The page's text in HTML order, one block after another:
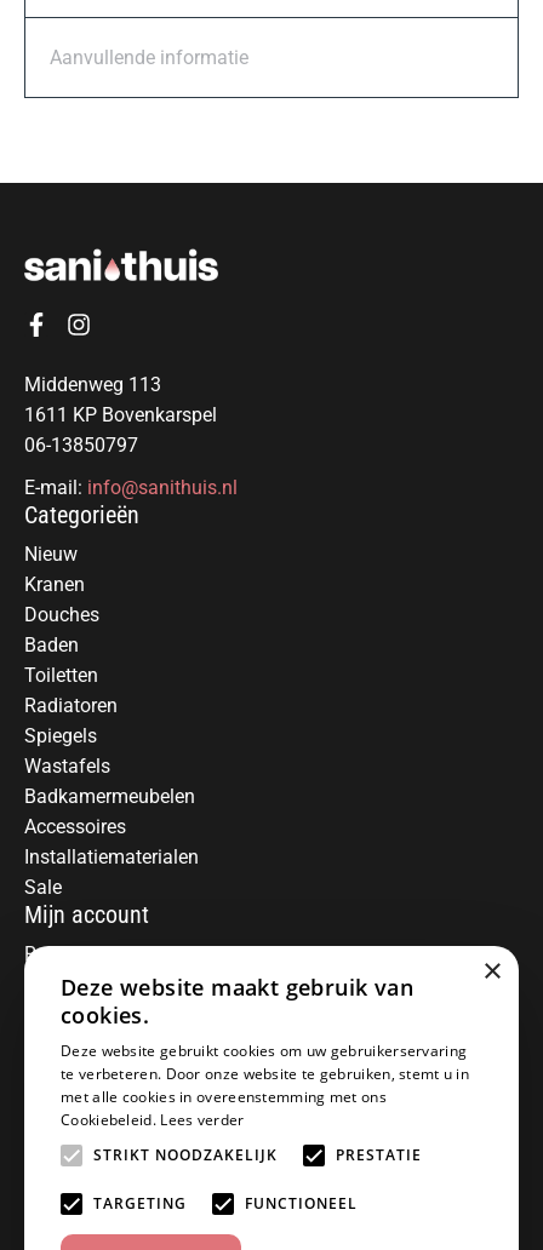
Aanvullende informatie
Middenweg 113
1611 KP Bovenkarspel
06-13850797
E-mail: info@sanithuis.nl
Categorieën
Nieuw
Kranen
Douches
Baden
Toiletten
Radiatoren
Spiegels
Wastafels
Badkamermeubelen
Accessoires
Installatiematerialen
Sale
Mijn account
Registreren
Mijn bestellingen
Informatie
Over ons
Algemene voorwaarden
Disclaimer
Privacy Policy
Betaalmethoden
Retourneren
Klantenservice
×
Deze website maakt gebruik van
cookies.
Deze website gebruikt cookies om uw gebruikerservaring
te verbeteren. Door onze website te gebruiken, stemt u in
met alle cookies in overeenstemming met ons
Cookiebeleid. Lees verder
STRIKT NOODZAKELIJK
PRESTATIE
TARGETING FUNCTIONEEL